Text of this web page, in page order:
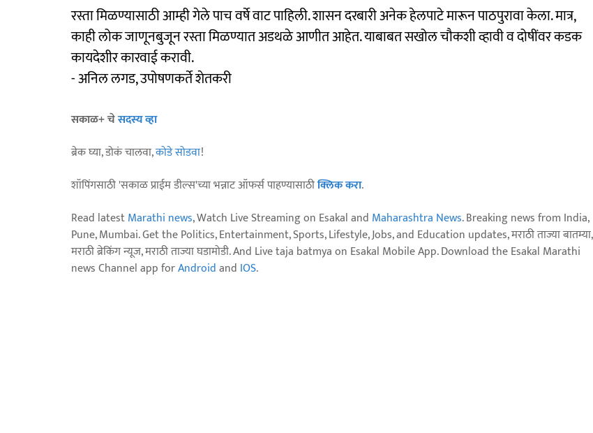
रस्ता मिळण्यासाठी आम्ही गेले पाच वर्षे वाट पाहिली. शासन दरबारी अनेक हेलपाटे मारून पाठपुरावा केला. मात्र,
काही लोक जाणूनबुजून रस्ता मिळण्यात अडथळे आणीत आहेत. याबाबत सखोल चौकशी व्हावी व दोषींवर कडक
कायदेशीर कारवाई करावी.
- अनिल लगड, उपोषणकर्ते शेतकरी
सकाळ+ चेसदस्य व्हा
ब्रेक घ्या, डोकं चालवा,कोडे सोडवा!
शॉपिंगसाठी 'सकाळ प्राईम डील्स'च्या भन्नाट ऑफर्स पाहण्यासाठीक्लिक करा.
Read latestMarathi news, Watch Live Streaming on Esakal and Maharashtra News. Breaking news from India,
Pune, Mumbai. Get the Politics, Entertainment, Sports, Lifestyle, Jobs, and Education updates, मराठी ताज्या बातम्या,
मराठी ब्रेकिंग न्यूज, मराठी ताज्या घडामोडी. And Live taja batmya on Esakal Mobile App. Download the Esakal Marathi
news Channel app forAndroidand IOS.